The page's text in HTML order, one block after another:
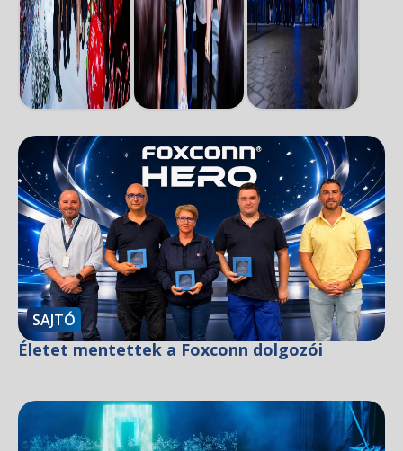
SAJTÓ
Életet mentettek a Foxconn dolgozói